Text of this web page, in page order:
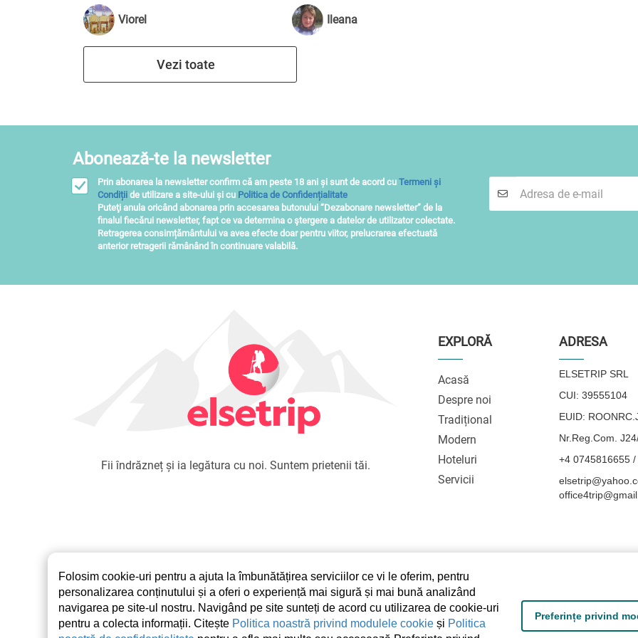
Viorel Ileana
Vezi toate
Abonează-te la newsletter
Prin abonarea la newsletter confirm că am peste 18 ani și sunt de acord cu Termeni și
Condiții de utilizare a site-ului și cu Politica de Confidențialitate
Puteţi anula oricând abonarea prin accesarea butonului “Dezabonare newsletter” de la
finalul fiecărui newsletter, fapt ce va determina o ştergere a datelor de utilizator colectate.
Retragerea consimțământului va avea efecte doar pentru viitor, prelucrarea efectuată
anterior retragerii rămânând în continuare valabilă.
Fii îndrăzneț și ia legătura cu noi. Suntem prietenii tăi.
EXPLORĂ
Acasă
Despre noi
Tradițional
Modern
Hoteluri
Servicii
ADRESA
ELSETRIP SRL
CUI: 39555104
EUID:
Nr.Reg.Com.
+4 0745816655
Folosim cookie-uri pentru a ajuta la îmbunătățirea serviciilor ce vi le oferim, pentru
personalizarea conținutului și a oferi o experiență mai sigură și mai bună analizând
navigarea pe site-ul nostru. Navigând pe site sunteți de acord cu utilizarea de cookie-uri
pentru a colecta informații. Citește Politica noastră privind modulele cookie și Politica
Preferințe privind